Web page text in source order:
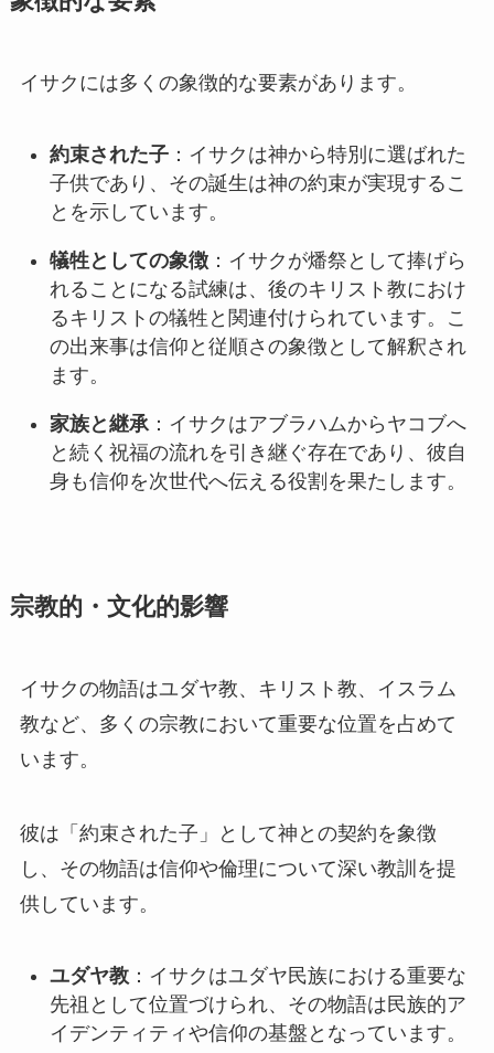
イサクには多くの象徴的な要素があります。
約束された子：イサクは神から特別に選ばれた
子供であり、その誕生は神の約束が実現するこ
とを示しています。
犠牲としての象徴：イサクが燔祭として捧げら
れることになる試練は、後のキリスト教におけ
るキリストの犠牲と関連付けられています。こ
の出来事は信仰と従順さの象徴として解釈され
ます。
家族と継承：イサクはアブラハムからヤコブへ
と続く祝福の流れを引き継ぐ存在であり、彼自
身も信仰を次世代へ伝える役割を果たします。
宗教的・文化的影響
イサクの物語はユダヤ教、キリスト教、イスラム
教など、多くの宗教において重要な位置を占めて
います。
彼は「約束された子」として神との契約を象徴
し、その物語は信仰や倫理について深い教訓を提
供しています。
ユダヤ教：イサクはユダヤ民族における重要な
先祖として位置づけられ、その物語は民族的ア
イデンティティや信仰の基盤となっています。